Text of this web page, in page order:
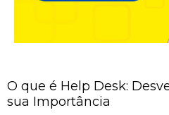
O que é Help Desk:
sua Importância